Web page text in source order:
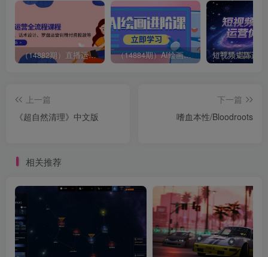
（14882期）直播运营全流程课程-5月更新：从起号、话术设计、罗盘运营到微付费投放等 （14884期）AI绘画进阶课，涵盖电商摄影等多领域，PS操作与AI工具使用全面教学
上一篇
《超自然清理》中文版
下一篇
嗜血本性/Bloodroots
相关推荐